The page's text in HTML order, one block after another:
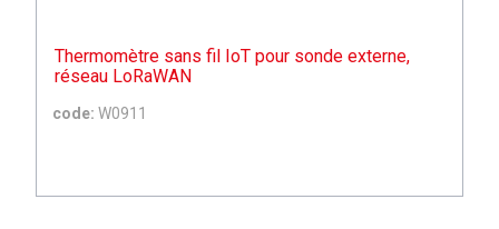
Thermomètre sans fil IoT pour sonde externe,
réseau LoRaWAN
code: W0911